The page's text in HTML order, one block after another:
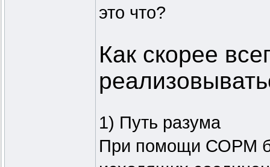
это что?
Как скорее
1) Путь разума
При помощи СОРМ